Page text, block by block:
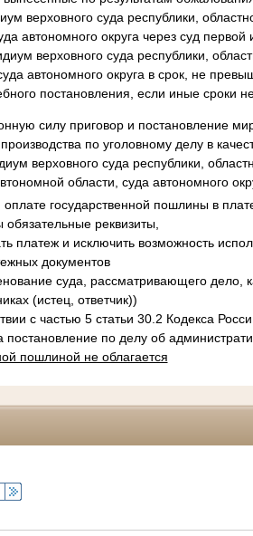
верховного суда республики,
автономного округа через суд
верховного суда республики,
автономного округа в срок, не
постановления, если иные сроки
силу приговор и постановление
по уголовному делу в
верховного суда республики,
области, суда автономного
государственной пошлины в
обязательные реквизиты,
платеж и исключить возможность
документов
суда, рассматривающего дело,
(истец, ответчик))
с частью 5 статьи 30.2 Кодекса
по делу об
пошлиной не облагается